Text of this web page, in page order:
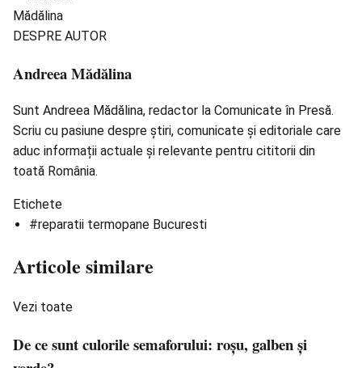
DESPRE AUTOR
Andreea Mădălina
Sunt Andreea Mădălina, redactor la Comunicate în Presă.
Scriu cu pasiune despre știri, comunicate și editoriale care
aduc informații actuale și relevante pentru cititorii din
toată România.
Etichete
#reparatii termopane Bucuresti
Articole similare
Vezi toate
De ce sunt culorile semaforului: roșu, galben și